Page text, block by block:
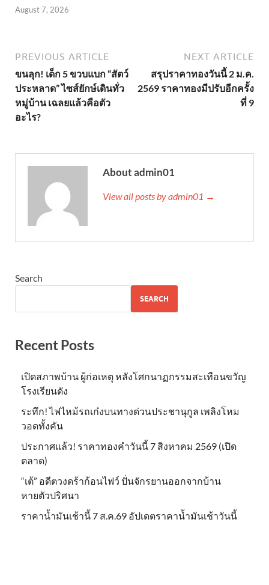
August 7, 2026
PREVIOUS ARTICLE
ขนลุก! เด็ก 5 ขวบแบก “สัตว์
ประหลาด” ไซส์ยักษ์เดินทั่ว
หมู่บ้าน เฉลยแล้วคือตัว
อะไร?
NEXT ARTICLE
สรุปราคาทองวันนี้ 2 ม.ค.
2569 ราคาทองมีปรับอีกครั้ง
ที่ 9
About admin01
View all posts by admin01 →
Search
SEARCH
Recent Posts
เปิดสภาพบ้าน ผู้ก่อเหตุ หลังโศกนาฏกรรมสะเทือนขวัญ
โรงเรียนดัง
ระทึก! ไฟไหม้รถเก๋งบนทางด่วนประชานุกูล เพลิงโหม
วอดทั้งคัน
ประกาศแล้ว! ราคาทองคำวันนี้ 7 สิงหาคม 2569 (เปิด
ตลาด)
“เต้” อดีตวงดร้าก้อนไฟว์ ปั่นจักรยานออกจากบ้าน
หายตัวปริศนา
ราคาน้ำมันเช้านี้ 7 ส.ค.69 อัปเดตราคาน้ำมันเช้าวันนี้